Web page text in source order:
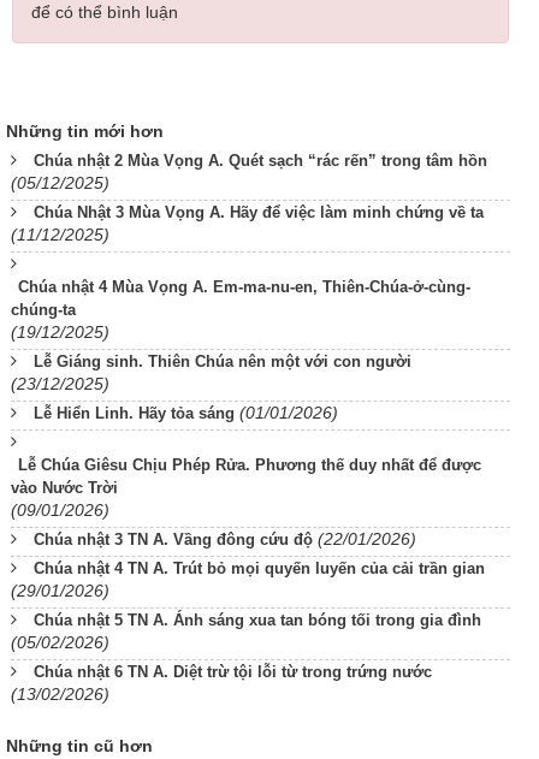
để có thể bình luận
Những tin mới hơn
Chúa nhật 2 Mùa Vọng A. Quét sạch “rác rến” trong tâm hồn
(05/12/2025)
Chúa Nhật 3 Mùa Vọng A. Hãy để việc làm minh chứng về ta
(11/12/2025)
Chúa nhật 4 Mùa Vọng A. Em-ma-nu-en, Thiên-Chúa-ở-cùng-
chúng-ta
(19/12/2025)
Lễ Giáng sinh. Thiên Chúa nên một với con người
(23/12/2025)
Lễ Hiển Linh. Hãy tỏa sáng (01/01/2026)
Lễ Chúa Giêsu Chịu Phép Rửa. Phương thế duy nhất để được
vào Nước Trời
(09/01/2026)
Chúa nhật 3 TN A. Vầng đông cứu độ (22/01/2026)
Chúa nhật 4 TN A. Trút bỏ mọi quyến luyến của cải trần gian
(29/01/2026)
Chúa nhật 5 TN A. Ánh sáng xua tan bóng tối trong gia đình
(05/02/2026)
Chúa nhật 6 TN A. Diệt trừ tội lỗi từ trong trứng nước
(13/02/2026)
Những tin cũ hơn